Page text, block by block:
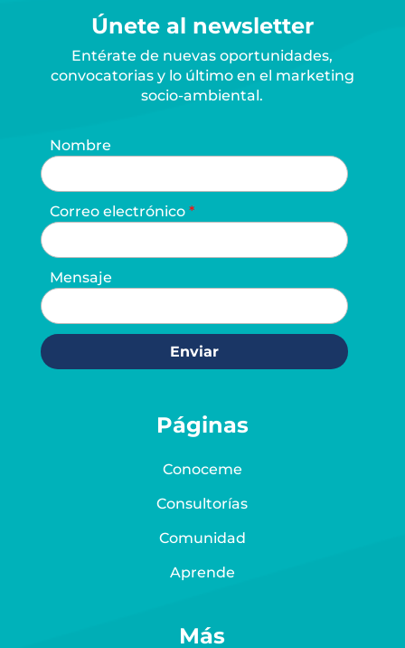
Únete al newsletter
Entérate de nuevas oportunidades,
convocatorias y lo último en el marketing
socio-ambiental.
Nombre
Correo electrónico
Mensaje
Enviar
Páginas
Conoceme
Consultorías
Comunidad
Aprende
Más